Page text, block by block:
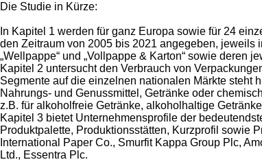
Die Studie in Kürze:
In Kapitel 1 werden für ganz Europa sowie für 24
den Zeitraum von 2005 bis 2021 angegeben, jeweils
„Wellpappe“ und „Vollpappe & Karton“ sowie deren
Kapitel 2 untersucht den Verbrauch von
Segmente auf die einzelnen nationalen Märkte steht
Nahrungs- und Genussmittel, Getränke oder
z.B. für alkoholfreie Getränke, alkoholhaltige
Kapitel 3 bietet Unternehmensprofile der
Produktpalette, Produktionsstätten, Kurzprofil sowie
International Paper Co., Smurfit Kappa Group Plc,
Ltd., Essentra Plc.